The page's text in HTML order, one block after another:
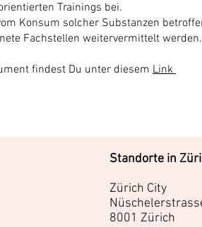
Trainings bei.
Konsum solcher Substanzen
Fachstellen weitervermittelt werden.
findest Du unter diesem Link
Standorte in
Zürich City
8001 Zürich